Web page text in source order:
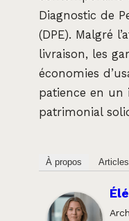
Diagnostic de
(DPE). Malgré
livraison, les
économies
patience en un
patrimonial
À propos